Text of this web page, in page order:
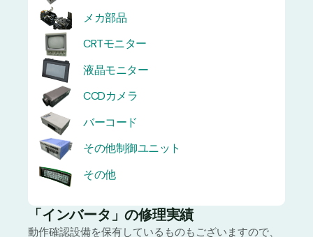
メカ部品
CRTモニター
液晶モニター
CCDカメラ
バーコード
その他制御ユニット
その他
「インバータ」の修理実績
動作確認設備を保有しているものもございますので、